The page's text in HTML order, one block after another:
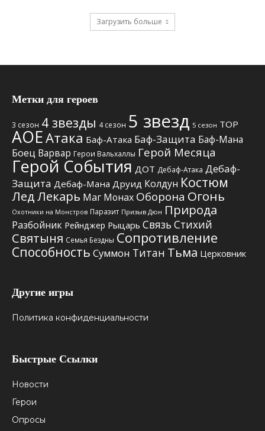
Загрузить больше
Метки для героев
3 сезон 4 звезды 4 сезон 5 звезд 5 сезон TOP
АОЕАтака Баф-Атака Баф-Защита Баф-Мана
Боец Варвар Герои Вальхаллы Герой Месяца
Герой События ДОТ Дебаф-Атака Дебаф-
Защита Дебаф-Мана Друид Колдун Костюм
ЛедЛекарь Маг Монах Оборона Огонь
Охотники на Монстров Паразит Призыв Дюн Природа
Разбойник Рейнджер Рыцарь Связь Стихий
Святыня Семья Бездны Сопротивление
Способность Суммон Титан Тьма Церковник
Другие игры
Политика конфиденциальности
Быстрые Ссылки
Новости
Герои
Опросы